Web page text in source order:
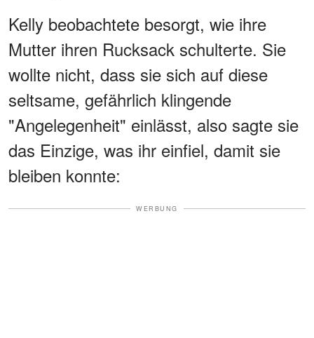
Kelly beobachtete besorgt, wie ihre
Mutter ihren Rucksack schulterte. Sie
wollte nicht, dass sie sich auf diese
seltsame, gefährlich klingende
"Angelegenheit" einlässt, also sagte sie
das Einzige, was ihr einfiel, damit sie
bleiben konnte:
WERBUNG